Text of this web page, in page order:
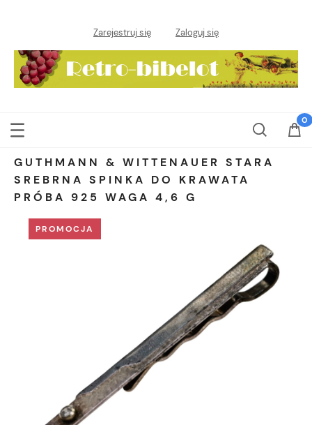
Zarejestruj się Zaloguj się
GUTHMANN & WITTENAUER STARA
SREBRNA SPINKA DO KRAWATA
PRÓBA 925 WAGA 4,6 G
PROMOCJA